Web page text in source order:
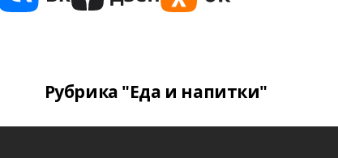
Рубрика "Еда и напитки"